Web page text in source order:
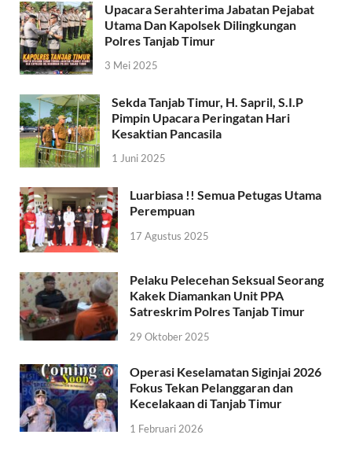
Upacara Serahterima Jabatan Pejabat
Utama Dan Kapolsek Dilingkungan
Polres Tanjab Timur
3 Mei 2025
Sekda Tanjab Timur, H. Sapril, S.I.P
Pimpin Upacara Peringatan Hari
Kesaktian Pancasila
1 Juni 2025
Luarbiasa !! Semua Petugas Utama
Perempuan
17 Agustus 2025
Pelaku Pelecehan Seksual Seorang
Kakek Diamankan Unit PPA
Satreskrim Polres Tanjab Timur
29 Oktober 2025
Operasi Keselamatan Siginjai 2026
Fokus Tekan Pelanggaran dan
Kecelakaan di Tanjab Timur
1 Februari 2026